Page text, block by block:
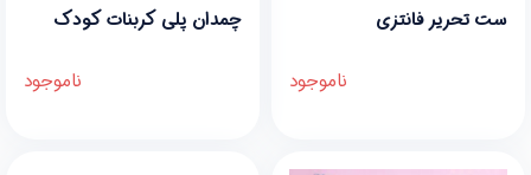
ست تحریر فانتزی
ناموجود
چمدان پلی کربنات کودک
ناموجود